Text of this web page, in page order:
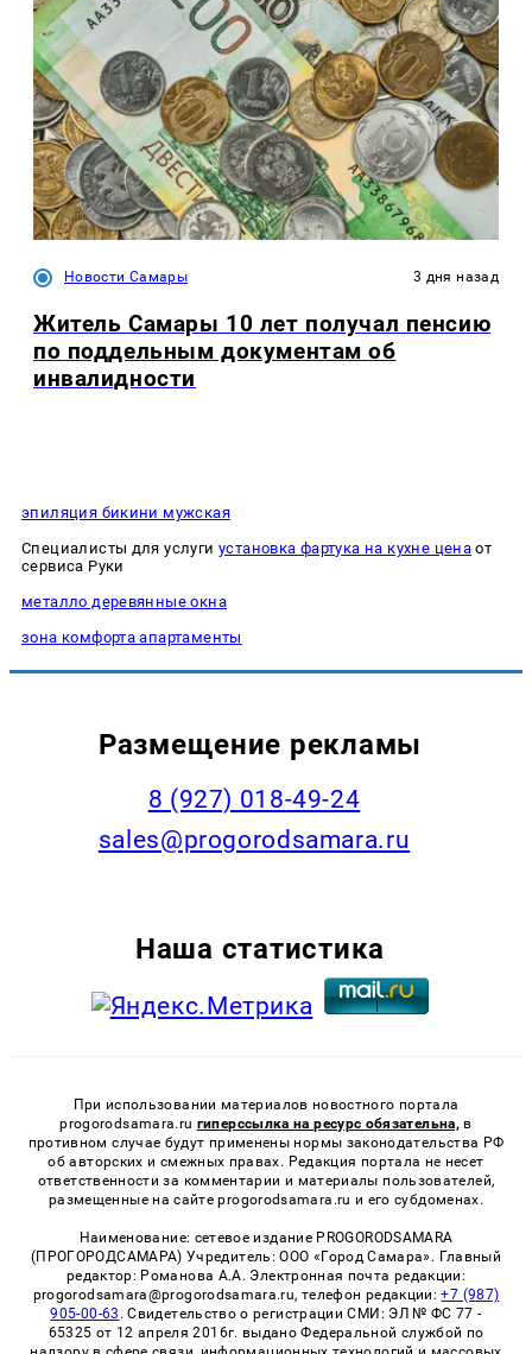
Новости Самары 3 дня назад
Житель Самары 10 лет получал пенсию
по поддельным документам об
инвалидности
эпиляция бикини мужская
Специалисты для услуги установка фартука на кухне цена от
сервиса Руки
металло деревянные окна
зона комфорта апартаменты
Размещение рекламы
8 (927) 018-49-24
sales@progorodsamara.ru
Наша статистика
При использовании материалов новостного портала
progorodsamara.ru гиперссылка на ресурс обязательна, в
противном случае будут применены нормы законодательства РФ
об авторских и смежных правах. Редакция портала не несет
ответственности за комментарии и материалы пользователей,
размещенные на сайте progorodsamara.ru и его субдоменах.
Наименование: сетевое издание PROGORODSAMARA
(ПРОГОРОДСАМАРА) Учредитель: ООО «Город Самара». Главный
редактор: Романова А.А. Электронная почта редакции:
progorodsamara@progorodsamara.ru, телефон редакции:+7 (987)
905-00-63 . Свидетельство о регистрации СМИ: ЭЛ № ФС 77 -
65325 от 12 апреля 2016г. выдано Федеральной службой по